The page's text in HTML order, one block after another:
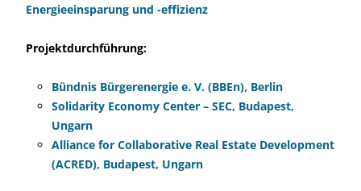
Energieeinsparung und -effizienz
Projektdurchführung:
Bündnis Bürgerenergie e. V. (BBEn), Berlin
Solidarity Economy Center – SEC, Budapest,
Ungarn
Alliance for Collaborative Real Estate Development
(ACRED), Budapest, Ungarn